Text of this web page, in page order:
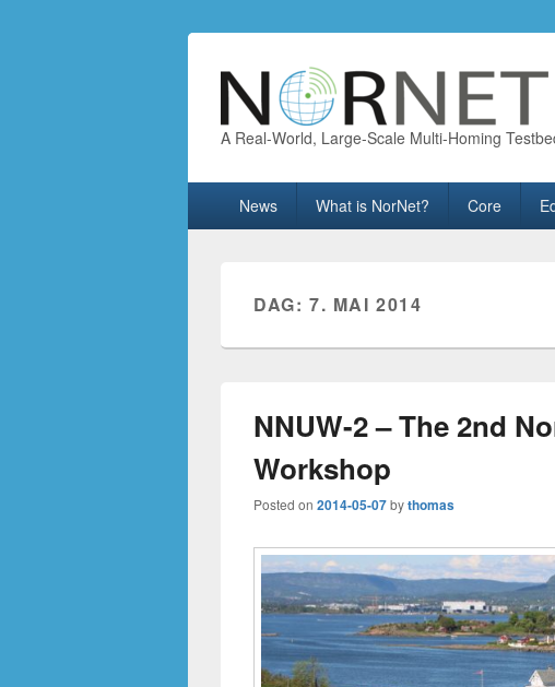
A Real-World, Large-Scale Multi-Homing
News What is NorNet? Core
DAG: 7. MAI 2014
NNUW-2 – The 2nd
Workshop
Posted on 2014-05-07bythomas